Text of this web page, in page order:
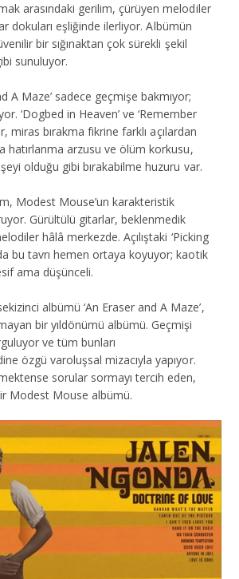
arasındaki gerilim, çürüyen melodiler
dokuları eşliğinde ilerliyor. Albümün
bir sığınaktan çok sürekli şekil
sunuluyor.
A Maze’ sadece geçmişe bakmıyor;
‘Dogbed in Heaven’ ve ‘Remember
miras bırakma fikrine farklı açılardan
hatırlanma arzusu ve ölüm korkusu,
olduğu gibi bırakabilme huzuru var.
Modest Mouse’un karakteristik
Gürültülü gitarlar, beklenmedik
hâlâ merkezde. Açılıştaki ‘Picking
bu tavrı hemen ortaya koyuyor; kaotik
ama düşünceli.
albümü ‘An Eraser and A Maze’,
bir yıldönümü albümü. Geçmişi
ve tüm bunları
özgü varoluşsal mizacıyla yapıyor.
sorular sormayı tercih eden,
Modest Mouse albümü.